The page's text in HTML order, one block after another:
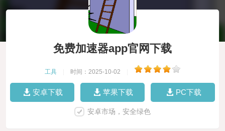
免费加速器app官网下载
工具 时间：2025-10-02
安卓下载 苹果下载 PC下载
安卓市场，安全绿色